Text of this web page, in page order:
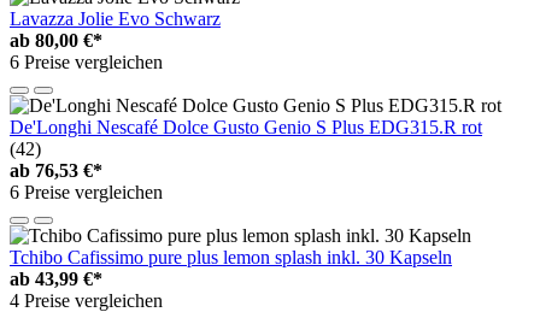
Lavazza Jolie Evo Schwarz
ab 80,00 €*
6 Preise vergleichen
De'Longhi Nescafé Dolce Gusto Genio S Plus EDG315.R rot
(42)
ab 76,53 €*
6 Preise vergleichen
Tchibo Cafissimo pure plus lemon splash inkl. 30 Kapseln
ab 43,99 €*
4 Preise vergleichen